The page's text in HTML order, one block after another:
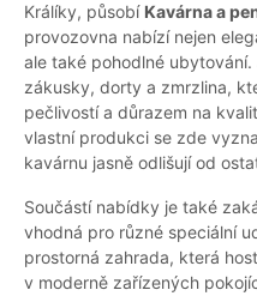
Králíky, působí Kavárna a
provozovna nabízí nejen
ale také pohodlné
zákusky, dorty a zmrzlina,
pečlivostí a důrazem na
vlastní produkci se zde
kavárnu jasně odlišují od
Součástí nabídky je také
vhodná pro různé speciální
prostorná zahrada, která
v moderně zařízených